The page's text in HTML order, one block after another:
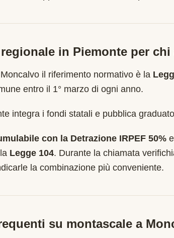
in Piemonte per chi
Moncalvo il riferimento normativo è la
entro il 1° marzo di ogni anno.
integra i fondi statali e pubblica
con la Detrazione IRPEF 50%
Legge 104. Durante la chiamata
la combinazione più conveniente.
su montascale a